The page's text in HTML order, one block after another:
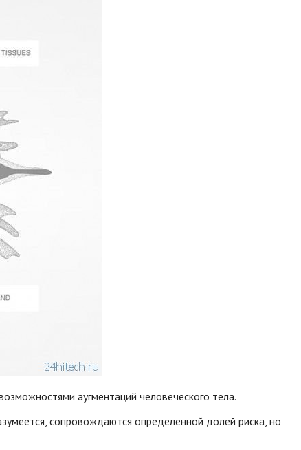
аугментаций человеческого тела.
сопровождаются определенной долей риска, но